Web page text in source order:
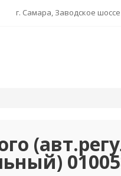
г. Самара, Заводское шоссе